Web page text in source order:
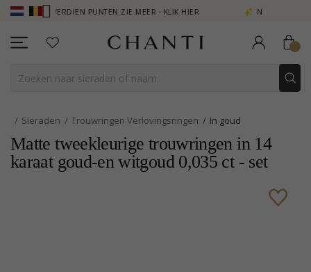
PUNTEN ZIE MEER - KLIK HIER NEW COLLECTION | AURA
Sieraden Trouwringen Verlovingsringen In goud
Matte tweekleurige trouwringen in 14
karaat goud-en witgoud 0,035 ct - set